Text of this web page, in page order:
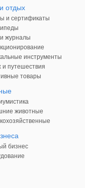
отдых
и сертификаты
и журналы
инструменты
и путешествия
товары
животные
бизнес